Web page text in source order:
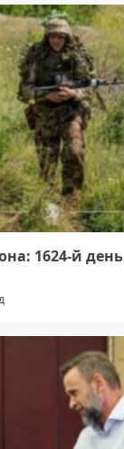
1624-й день